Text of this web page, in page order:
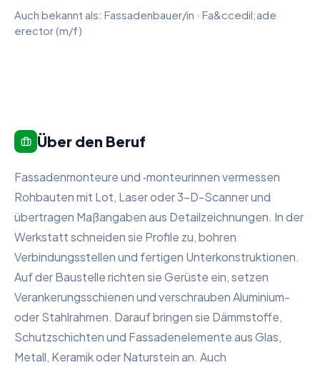
Auch bekannt als: Fassadenbauer/in · Fa&ccedil;ade
erector (m/f)
Über den Beruf
Fassadenmonteure und ‑monteurinnen vermessen
Rohbauten mit Lot, Laser oder 3-D-Scanner und
übertragen Maßangaben aus Detailzeichnungen. In der
Werkstatt schneiden sie Profile zu, bohren
Verbindungsstellen und fertigen Unterkonstruktionen.
Auf der Baustelle richten sie Gerüste ein, setzen
Verankerungsschienen und verschrauben Aluminium-
oder Stahlrahmen. Darauf bringen sie Dämmstoffe,
Schutzschichten und Fassadenelemente aus Glas,
Metall, Keramik oder Naturstein an. Auch